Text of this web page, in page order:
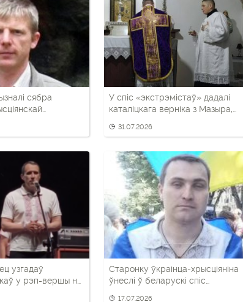
сябра
У спіс «экстрэмістаў» дадалі
каталіцкага верніка з Мазыра,
31.07.2026
узгадаў
у рэп-вершы на
Старонку ўкраінца-хрысціяніна
ўнеслі ў беларускі спіс
17.07.2026